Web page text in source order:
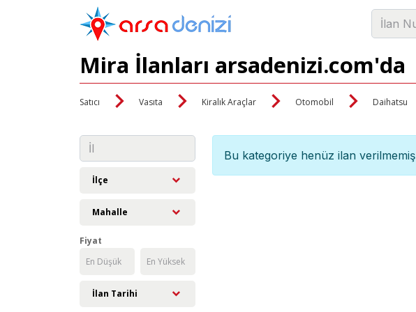
Mira İlanları arsadenizi.com'da
Satıcı Vasıta Kiralık Araçlar Otomobil Daihatsu
İlçe
Mahalle
Fiyat
İlan Tarihi
Bu kategoriye henüz ilan verilmemiş